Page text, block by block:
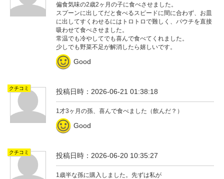
偏食気味の2歳2ヶ月の子に食べさせました。
スプーンに出してだと食べるスピードに間に合わず、お皿
に出してすくわせるにはトロトロで難しく、パウチを直接
吸わせて食べさせました。
常温でも冷やしてでも喜んで食べてくれました。
少しでも野菜不足が解消したら嬉しいです。
Good
クチコミ 投稿日時：2026-06-21 01:38:18
1才3ヶ月の孫、喜んで食べました（飲んだ？）
Good
クチコミ 投稿日時：2026-06-20 10:35:27
1歳半な孫に購入しました。先ずは私が